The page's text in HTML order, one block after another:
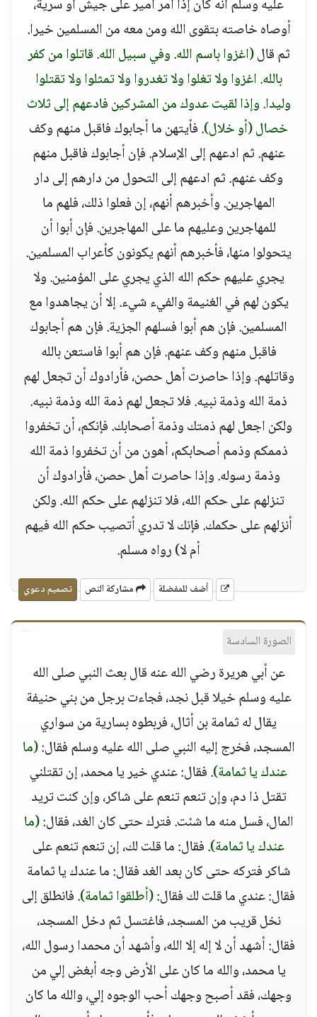
عليه وسلم أنه كان إذا أمر أمير على جيش أو سرية،
أوصاه خاصته بتقوى الله ومن معه من المسلمين خيرا.
ثم قال(اغزوا باسم الله. وفي سبيل الله. قاتلوا من كفر
بالله. اغزوا ولا تغلوا ولا تغدروا ولا تمثلوا ولا تقتلوا
وليدا. وإذا لقيت عدوك من المشركين فادعهم إلى ثلاث
خصال (أو خلال). فأيتهن ما أجابوك فاقبل منهم وكف
عنهم. ثم ادعهم إلى الإسلام. فإن أجابوك فاقبل منهم
وكف عنهم. ثم ادعهم إلى التحول من دارهم إلى دار
المهاجرين. وأخبرهم أنهم، إن فعلوا ذلك، فلهم ما
للمهاجرين وعليهم ما على المهاجرين. فإن أبوا أن
يتحولوا منها، فأخبرهم أنهم يكونون كأعراب المسلمين.
يجري عليهم حكم الله الذي يجري على المؤمنين. ولا
يكون لهم في الغنيمة والفيء شيء. إلا أن يجاهدوا مع
المسلمين. فإن هم أبوا فسلهم الجزية. فإن هم أجابوك
فاقبل منهم وكف عنهم. فإن هم أبوا فاستعن بالله
وقاتلهم. وإذا حاصرت أهل حصن، فأرادوك أن تجعل لهم
ذمة الله وذمة نبيه. فلا تجعل لهم ذمة الله وذمة نبيه.
ولكن اجعل لهم ذمتك وذمة أصحابك. فإنكم، أن تخفروا
ذممكم وذمم أصحابكم، أهون من أن تخفروا ذمة الله
وذمة رسوله. وإذا حاصرت أهل حصن، فأرادوك أن
تنزلهم على حكم الله، فلا تنزلهم على حكم الله. ولكن
أنزلهم على حكمك. فإنك لا تدري أتصيب حكم الله فيهم
أم لا) رواه مسلم.
أضف للمفضلة مشاركة النص تصميم دعوي
الصورة السادسة
عن أبي هريرة رضي الله عنه قال بعث النبي صلى الله
عليه وسلم خيلا قبل نجد، فجاءت برجل من بني حنيفة
يقال له ثمامة بن أثال، فربطوه بسارية من سواري
المسجد، فخرج إليه النبي صلى الله عليه وسلم فقال:(ما
عندك يا ثمامة). فقال: عندي خير يا محمد، إن تقتلني
تقتل ذا دم، وإن تنعم تنعم على شاكر، وإن كنت تريد
المال، فسل منه ما شئت. فترك حتى كان الغد، فقال:(ما
عندك يا ثمامة). فقال: ما قلت لك، إن تنعم تنعم على
شاكر فتركه حتى كان بعد الغد فقال: ما عندك يا ثمامة
فقال: عندي ما قلت لك فقال:(أطلقوا ثمامة). فانطلق إلى
نخل قريب من المسجد، فاغتسل ثم دخل المسجد،
فقال: أشهد أن لا إله إلا الله، وأشهد أن محمدا رسول الله،
يا محمد، والله ما كان على الأرض وجه أبغض إلي من
وجهك، فقد أصبح وجهك أحب الوجوه إلي، والله ما كان